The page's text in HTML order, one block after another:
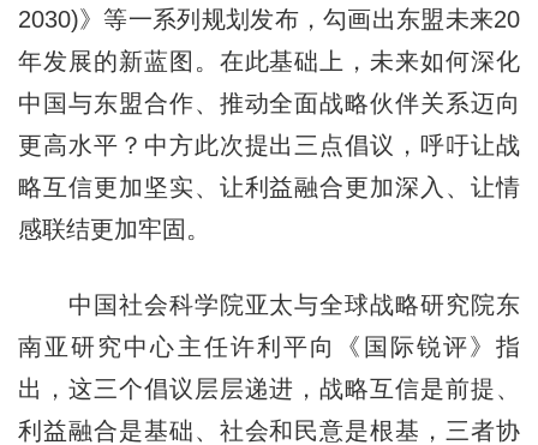
2030)》等一系列规划发布，勾画出东盟未来20
年发展的新蓝图。在此基础上，未来如何深化
中国与东盟合作、推动全面战略伙伴关系迈向
更高水平？中方此次提出三点倡议，呼吁让战
略互信更加坚实、让利益融合更加深入、让情
感联结更加牢固。
中国社会科学院亚太与全球战略研究院东
南亚研究中心主任许利平向《国际锐评》指
出，这三个倡议层层递进，战略互信是前提、
利益融合是基础、社会和民意是根基，三者协